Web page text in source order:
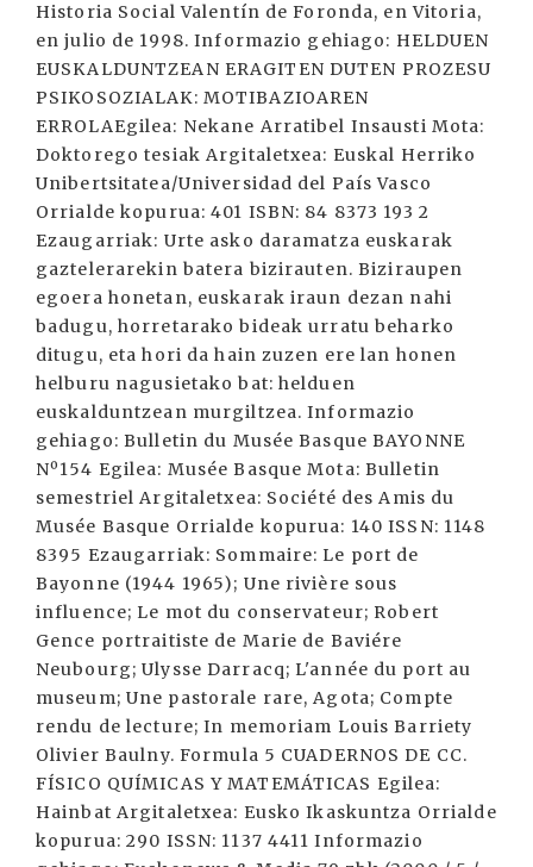
Historia Social Valentín de Foronda, en Vitoria,
en julio de 1998. Informazio gehiago: HELDUEN
EUSKALDUNTZEAN ERAGITEN DUTEN PROZESU
PSIKOSOZIALAK: MOTIBAZIOAREN
ERROLAEgilea: Nekane Arratibel Insausti Mota:
Doktorego tesiak Argitaletxea: Euskal Herriko
Unibertsitatea/Universidad del País Vasco
Orrialde kopurua: 401 ISBN: 84 8373 193 2
Ezaugarriak: Urte asko daramatza euskarak
gaztelerarekin batera bizirauten. Biziraupen
egoera honetan, euskarak iraun dezan nahi
badugu, horretarako bideak urratu beharko
ditugu, eta hori da hain zuzen ere lan honen
helburu nagusietako bat: helduen
euskalduntzean murgiltzea. Informazio
gehiago: Bulletin du Musée Basque BAYONNE
Nº154 Egilea: Musée Basque Mota: Bulletin
semestriel Argitaletxea: Société des Amis du
Musée Basque Orrialde kopurua: 140 ISSN: 1148
8395 Ezaugarriak: Sommaire: Le port de
Bayonne (1944 1965); Une rivière sous
influence; Le mot du conservateur; Robert
Gence portraitiste de Marie de Baviére
Neubourg; Ulysse Darracq; L'année du port au
museum; Une pastorale rare, Agota; Compte
rendu de lecture; In memoriam Louis Barriety
Olivier Baulny. Formula 5 CUADERNOS DE CC.
FÍSICO QUÍMICAS Y MATEMÁTICAS Egilea:
Hainbat Argitaletxea: Eusko Ikaskuntza Orrialde
kopurua: 290 ISSN: 1137 4411 Informazio